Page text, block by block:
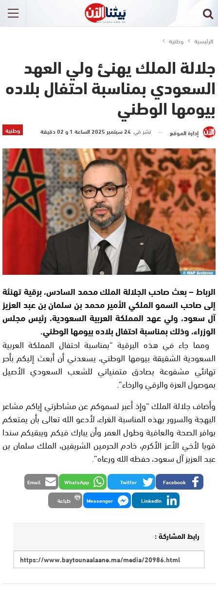
الرئيسية وطنية
جلالة الملك يهنئ ولي العهد
السعودي بمناسبة احتفال بلاده
بيومها الوطني
وطنية إدارة الموقع نشر في 24 سبتمبر 2025 الساعة 1 و 02 دقيقة
الرباط – بعث صاحب الجلالة الملك محمد السادس، برقية تهنئة
إلى صاحب السمو الملكي الأمير محمد بن سلمان بن عبد العزيز
آل سعود، ولي عهد المملكة العربية السعودية، رئيس مجلس
الوزراء، وذلك بمناسبة احتفال بلاده بيومها الوطني.
ومما جاء في هذه البرقية “بمناسبة احتفال المملكة العربية
السعودية الشقيقة بيومها الوطني، يسعدني أن أبعث إليكم بأحر
تهانئي مشفوعة بصادق متمنياتي للشعب السعودي الأصيل
بموصول العزة والرقي والرخاء”.
وأضاف جلالة الملك “وإذ أعبر لسموكم عن مشاطرتي إياكم مشاعر
البهجة والسرور بهذه المناسبة الغراء، لأدعو الله تعالى بأن يمتعكم
بوافر الصحة والعافية وطول العمر وأن يبارك فيكم ويبقيكم سندا
قويا لأخي الأعز الأكرم، خادم الحرمين الشريفين، الملك سلمان بن
عبد العزيز آل سعود، حفظه الله ورعاه”.
Facebook
Twitter
WhatsApp
Email
LinkedIn
Messenger طباعة
رابط المشاركة :